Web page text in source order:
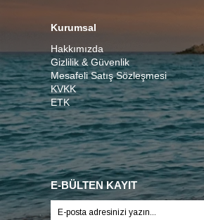
Kurumsal
Hakkımızda
Gizlilik & Güvenlik
Mesafeli Satış Sözleşmesi
KVKK
ETK
E-BÜLTEN KAYIT